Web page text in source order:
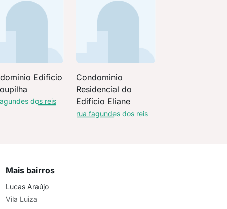
Edificio
dos reis
Condominio
Residencial do
Edificio Eliane
rua fagundes dos reis
Mais bairros
Lucas Araújo
Vila Luiza